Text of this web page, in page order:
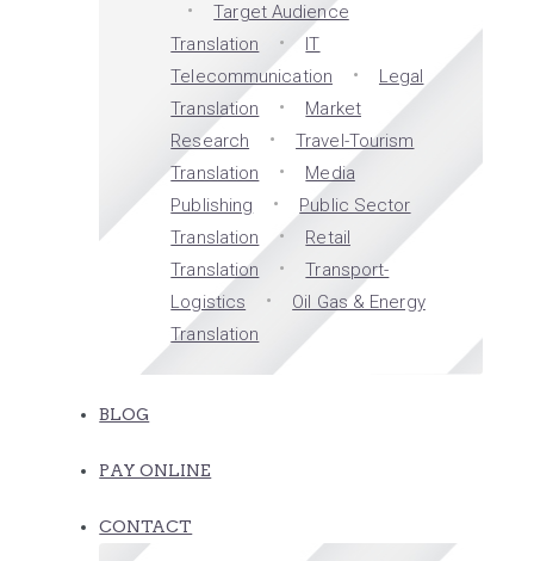
Target Audience
Translation
IT
Telecommunication
Legal
Translation
Market
Research
Travel-Tourism
Translation
Media
Publishing
Public Sector
Translation
Retail
Translation
Transport-
Logistics
Oil Gas & Energy
Translation
BLOG
PAY ONLINE
CONTACT